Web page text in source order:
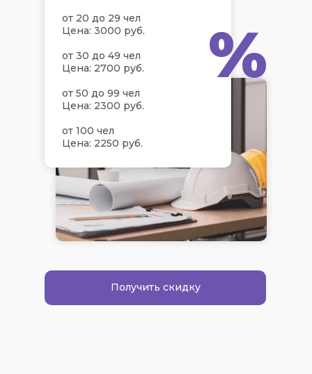
от 20 до 29 чел
Цена: 3000 руб.
от 30 до 49 чел
Цена: 2700 руб.
от 50 до 99 чел
Цена: 2300 руб.
от 100 чел
Цена: 2250 руб.
Получить скидку
%